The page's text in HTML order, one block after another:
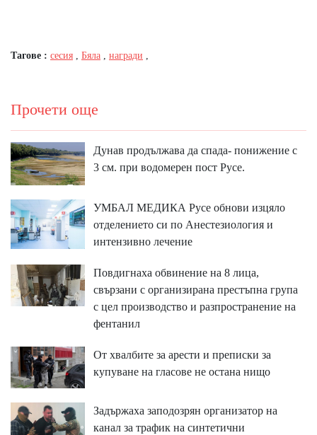
Тагове : сесия Бяла награди
Прочети още
Дунав продължава да спада- понижение с
3 см. при водомерен пост Русе.
УМБАЛ МЕДИКА Русе обнови изцяло
отделението си по Анестезиология и
интензивно лечение
Повдигнаха обвинение на 8 лица,
свързани с организирана престъпна група
с цел производство и разпространение на
фентанил
От хвалбите за арести и преписки за
купуване на гласове не остана нищо
Задържаха заподозрян организатор на
канал за трафик на синтетични